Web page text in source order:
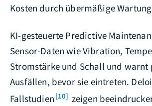
Kosten durch übermäßige
KI-gesteuerte Predictive
Sensor-Daten wie Vibration,
Stromstärke und Schall und warnt
Ausfällen, bevor sie eintreten.
Fallstudien [10] zeigen